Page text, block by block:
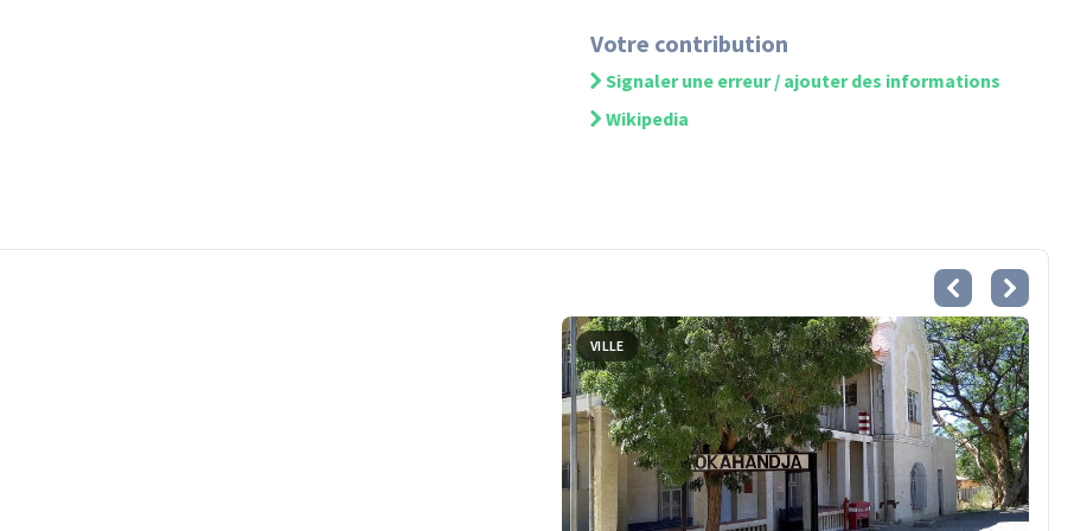
Votre contribution
Signaler une erreur / ajouter des informations
Wikipedia
VILLE